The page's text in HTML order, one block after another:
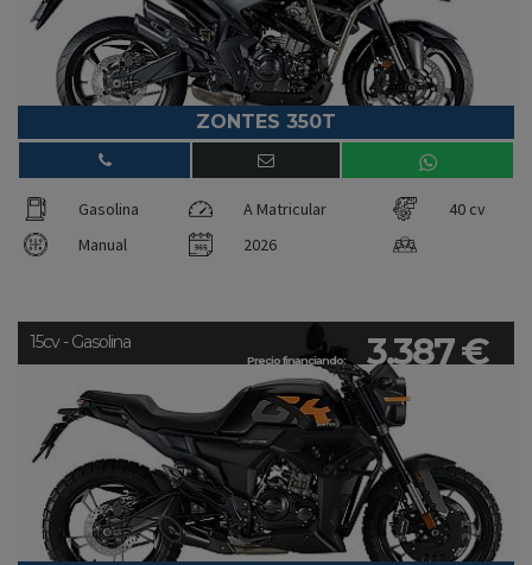
ZONTES 350T
Gasolina A Matricular
40 cv
Manual
2026
Precio financiando: 3.387 €
15cv - Gasolina